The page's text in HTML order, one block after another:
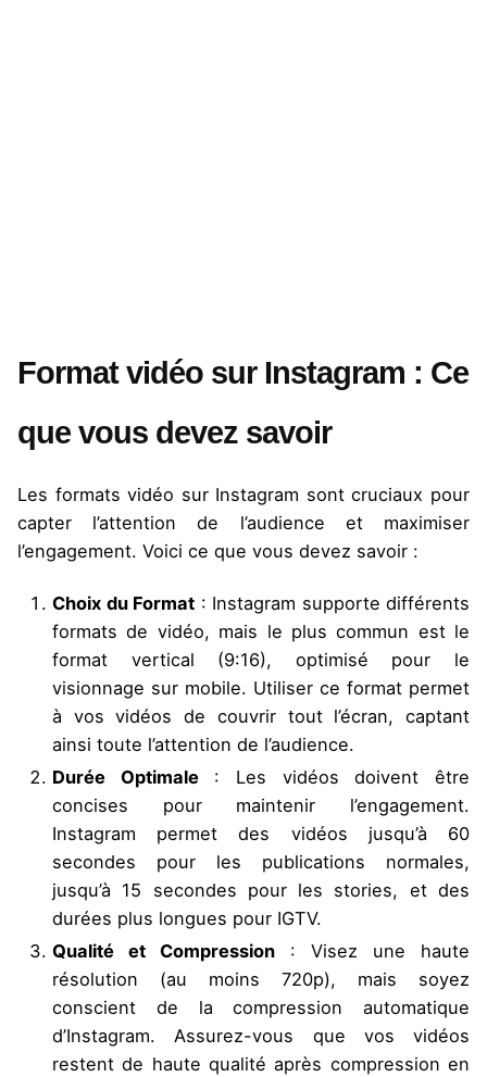
Format vidéo sur Instagram : Ce
que vous devez savoir
Les formats vidéo sur Instagram sont cruciaux pour
capter l’attention de l’audience et maximiser
l’engagement. Voici ce que vous devez savoir :
Choix du Format : Instagram supporte différents
formats de vidéo, mais le plus commun est le
format vertical (9:16), optimisé pour le
visionnage sur mobile. Utiliser ce format permet
à vos vidéos de couvrir tout l’écran, captant
ainsi toute l’attention de l’audience.
Durée Optimale: Les vidéos doivent être
concises pour maintenir l’engagement.
Instagram permet des vidéos jusqu’à 60
secondes pour les publications normales,
jusqu’à 15 secondes pour les stories, et des
durées plus longues pour IGTV.
Qualité et Compression : Visez une haute
résolution (au moins 720p), mais soyez
conscient de la compression automatique
d’Instagram. Assurez-vous que vos vidéos
restent de haute qualité après compression en